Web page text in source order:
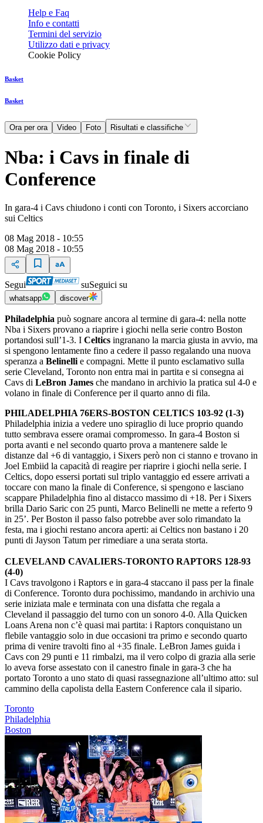
Help e Faq
Info e contatti
Termini del servizio
Utilizzo dati e privacy
Cookie Policy
Basket
Basket
Ora per ora Video Foto Risultati e classifiche
Nba: i Cavs in finale di
Conference
In gara-4 i Cavs chiudono i conti con Toronto, i Sixers accorciano
sui Celtics
08 Mag 2018 - 10:55
08 Mag 2018 - 10:55
Segui suSeguici su
whatsapp discover
Philadelphia può sognare ancora al termine di gara-4: nella notte
Nba i Sixers provano a riaprire i giochi nella serie contro Boston
portandosi sull’1-3. I Celtics ingranano la marcia giusta in avvio, ma
si spengono lentamente fino a cedere il passo regalando una nuova
speranza a Belinelli e compagni. Mette il punto esclamativo sulla
serie Cleveland, Toronto non entra mai in partita e si consegna ai
Cavs di LeBron James che mandano in archivio la pratica sul 4-0 e
volano in finale di Conference per il quarto anno di fila.
PHILADELPHIA 76ERS-BOSTON CELTICS 103-92 (1-3)
Philadelphia inizia a vedere uno spiraglio di luce proprio quando
tutto sembrava essere oramai compromesso. In gara-4 Boston si
porta avanti e nel secondo quarto prova a mantenere salde le
distanze dal +6 di vantaggio, i Sixers però non ci stanno e trovano in
Joel Embiid la capacità di reagire per riaprire i giochi nella serie. I
Celtics, dopo essersi portati sul triplo vantaggio ed essere arrivati a
toccare con mano la finale di Conference, si spengono e lasciano
scappare Philadelphia fino al distacco massimo di +18. Per i Sixers
brilla Dario Saric con 25 punti, Marco Belinelli ne mette a referto 9
in 25’. Per Boston il passo falso potrebbe aver solo rimandato la
festa, ma i giochi restano ancora aperti: ai Celtics non bastano i 20
punti di Jayson Tatum per rimediare a una serata storta.
CLEVELAND CAVALIERS-TORONTO RAPTORS 128-93
(4-0)
I Cavs travolgono i Raptors e in gara-4 staccano il pass per la finale
di Conference. Toronto dura pochissimo, mandando in archivio una
serie iniziata male e terminata con una disfatta che regala a
Cleveland il passaggio del turno con un sonoro 4-0. Alla Quicken
Loans Arena non c’è quasi mai partita: i Raptors conquistano un
flebile vantaggio solo in due occasioni tra primo e secondo quarto
prima di venire travolti fino al +35 finale. LeBron James guida i
Cavs con 29 punti e 11 rimbalzi, ma il vero colpo di grazia alla serie
lo aveva forse assestato con il canestro finale in gara-3 che ha
portato Toronto a uno stato di quasi rassegnazione all’ultimo atto: sul
cammino della capolista della Eastern Conference cala il sipario.
Toronto
Philadelphia
Boston